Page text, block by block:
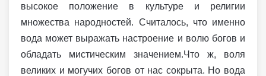
высокое положение в культуре и религии
множества народностей. Считалось, что именно
вода может выражать настроение и волю богов и
обладать мистическим значением.Что ж, воля
великих и могучих богов от нас сокрыта. Но вода